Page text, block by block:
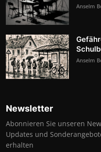
Anselm
Anselm
Newsletter
Abonnieren Sie unseren
Updates und
erhalten